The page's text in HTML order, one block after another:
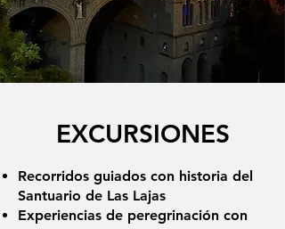
EXCURSIONES
Recorridos guiados con historia del
Santuario de Las Lajas
Experiencias de peregrinación con